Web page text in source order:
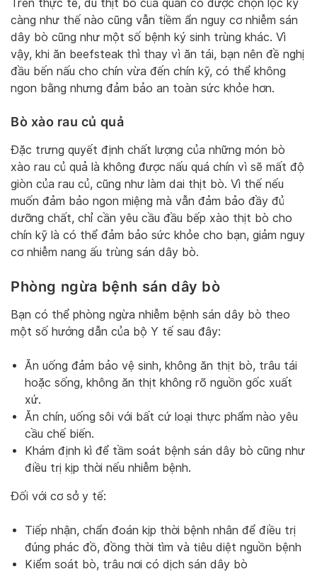
Trên thực tế, dù thịt bò của quán có được chọn lọc kỹ
càng như thế nào cũng vẫn tiềm ẩn nguy cơ nhiễm sán
dây bò cũng như một số bệnh ký sinh trùng khác. Vì
vậy, khi ăn beefsteak thì thay vì ăn tái, bạn nên đề nghị
đầu bến nấu cho chín vừa đến chín kỹ, có thể không
ngon bằng nhưng đảm bảo an toàn sức khỏe hơn.
Bò xào rau củ quả
Đặc trưng quyết định chất lượng của những món bò
xào rau củ quả là không được nấu quá chín vì sẽ mất độ
giòn của rau củ, cũng như làm dai thịt bò. Vì thế nếu
muốn đảm bảo ngon miệng mà vẫn đảm bảo đầy đủ
dưỡng chất, chỉ cần yêu cầu đầu bếp xào thịt bò cho
chín kỹ là có thể đảm bảo sức khỏe cho bạn, giảm nguy
cơ nhiễm nang ấu trùng sán dây bò.
Phòng ngừa bệnh sán dây bò
Bạn có thể phòng ngừa nhiễm bệnh sán dây bò theo
một số hướng dẫn của bộ Y tế sau đây:
Ăn uống đảm bảo vệ sinh, không ăn thịt bò, trâu tái
hoặc sống, không ăn thịt không rõ nguồn gốc xuất
xứ.
Ăn chín, uống sôi với bất cứ loại thực phẩm nào yêu
cầu chế biến.
Khám định kì để tầm soát bệnh sán dây bò cũng như
điều trị kịp thời nếu nhiễm bệnh.
Đối với cơ sở y tế:
Tiếp nhận, chẩn đoán kịp thời bệnh nhân để điều trị
đúng phác đồ, đồng thời tìm và tiêu diệt nguồn bệnh
Kiểm soát bò, trâu nơi có dịch sán dây bò